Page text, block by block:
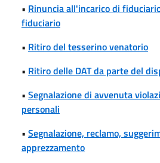
• Rinuncia all'incarico di
fiduciario
• Ritiro del tesserino venatorio
• Ritiro delle DAT da parte del
• Segnalazione di avvenuta
personali
• Segnalazione, reclamo,
apprezzamento